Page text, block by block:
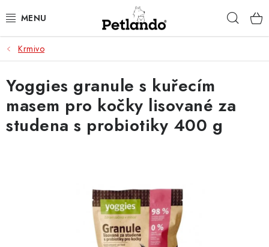
na
PRO PSY
PRO KOČKY
PRO PÁNÍČKY
Krmivo
Yoggies granule s kuřecím
masem pro kočky lisované za
studena s probiotiky 400 g